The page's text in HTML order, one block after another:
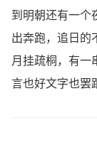
到明朝还有一个
出奔跑，追日的
月挂疏桐，有一
言也好文字也罢